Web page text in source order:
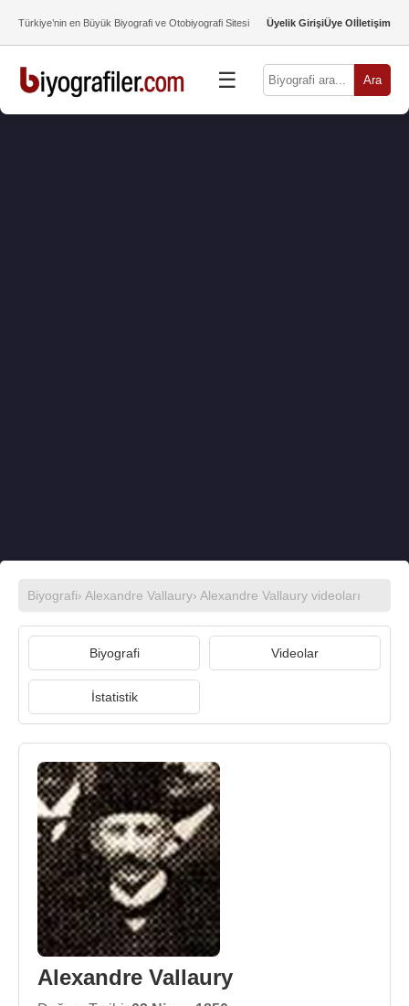
Türkiye’nin en Büyük Biyografi ve Otobiyografi Sitesi Üyelik GirişiÜye Olİletişim
☰ Ara
Biyografi› Alexandre Vallaury› Alexandre Vallaury videoları
Biyografi Videolar
İstatistik
Alexandre Vallaury